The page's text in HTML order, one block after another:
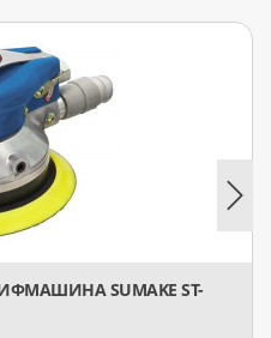
SUMAKE ST-